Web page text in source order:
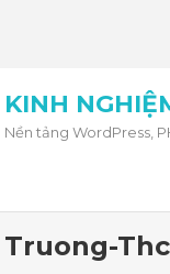
KINH
Nền tảng WordPress,
Truong-